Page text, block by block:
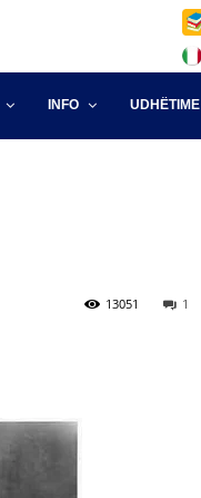
INFO UDHËTIME
1
13051